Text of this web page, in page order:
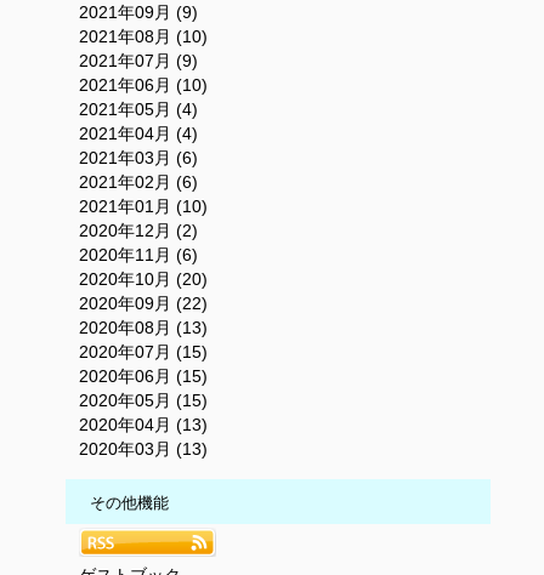
2021年09月 (9)
2021年08月 (10)
2021年07月 (9)
2021年06月 (10)
2021年05月 (4)
2021年04月 (4)
2021年03月 (6)
2021年02月 (6)
2021年01月 (10)
2020年12月 (2)
2020年11月 (6)
2020年10月 (20)
2020年09月 (22)
2020年08月 (13)
2020年07月 (15)
2020年06月 (15)
2020年05月 (15)
2020年04月 (13)
2020年03月 (13)
その他機能